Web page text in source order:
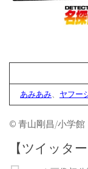
あみあみ、 ヤフー
© 青山剛昌/小学館
【ツイッター